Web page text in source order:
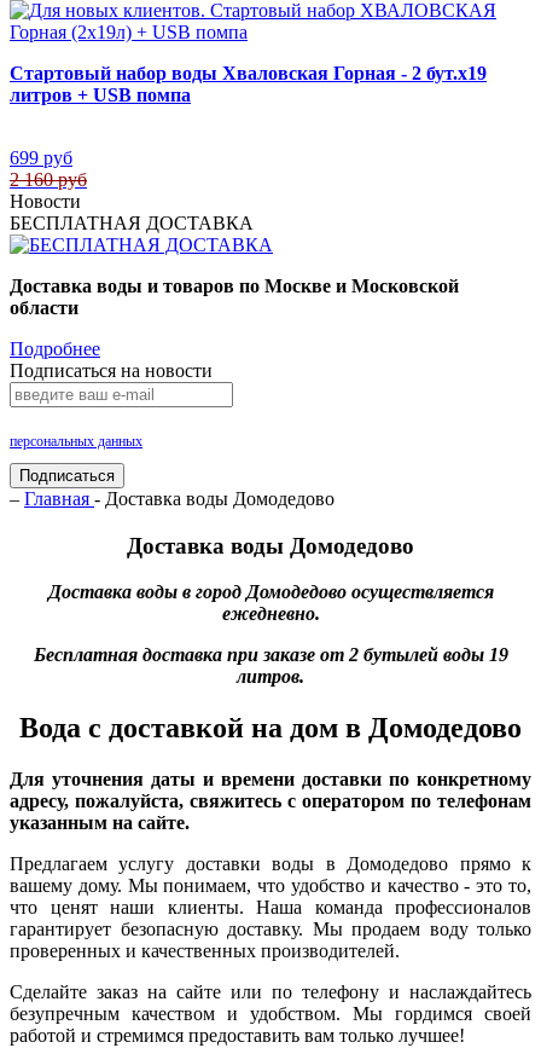
Стартовый набор воды Хваловская Горная - 2 бут.х19
литров + USB помпа
699 руб
2 160 руб
Новости
БЕСПЛАТНАЯ ДОСТАВКА
Доставка воды и товаров по Москве и Московской
области
Подробнее
Подписаться на новости
персональных данных
Подписаться
– Главная - Доставка воды Домодедово
Доставка воды Домодедово
Доставка воды в город Домодедово осуществляется
ежедневно.
Бесплатная доставка при заказе от 2 бутылей воды 19
литров.
Вода с доставкой на дом в Домодедово
Для уточнения даты и времени доставки по конкретному
адресу, пожалуйста, свяжитесь с оператором по телефонам
указанным на сайте.
Предлагаем услугу доставки воды в Домодедово прямо к
вашему дому. Мы понимаем, что удобство и качество - это то,
что ценят наши клиенты. Наша команда профессионалов
гарантирует безопасную доставку. Мы продаем воду только
проверенных и качественных производителей.
Сделайте заказ на сайте или по телефону и наслаждайтесь
безупречным качеством и удобством. Мы гордимся своей
работой и стремимся предоставить вам только лучшее!